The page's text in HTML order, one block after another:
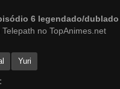
6 legendado/
no TopAnimes.net
Yuri
: